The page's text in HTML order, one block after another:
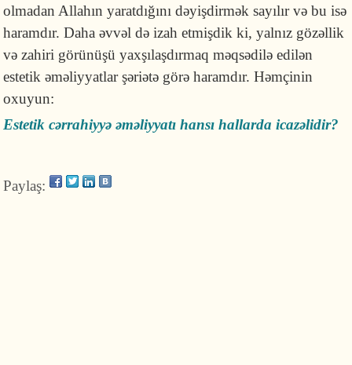
olmadan Allahın yaratdığını dəyişdirmək sayılır və bu isə
haramdır. Daha əvvəl də izah etmişdik ki, yalnız gözəllik
və zahiri görünüşü yaxşılaşdırmaq məqsədilə edilən
estetik əməliyyatlar şəriətə görə haramdır. Həmçinin
oxuyun:
Estetik cərrahiyyə əməliyyatı hansı hallarda icazəlidir?
Paylaş: